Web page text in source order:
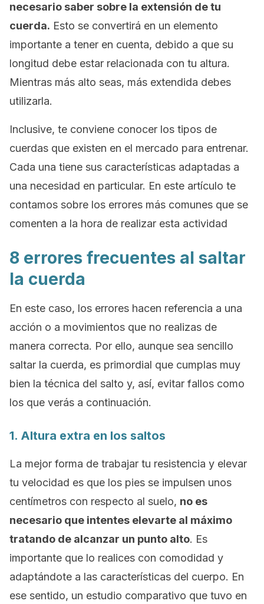
necesario saber sobre la extensión de tu
cuerda. Esto se convertirá en un elemento
importante a tener en cuenta, debido a que su
longitud debe estar relacionada con tu altura.
Mientras más alto seas, más extendida debes
utilizarla.
Inclusive, te conviene conocer los tipos de
cuerdas que existen en el mercado para entrenar.
Cada una tiene sus características adaptadas a
una necesidad en particular. En este artículo te
contamos sobre los errores más comunes que se
comenten a la hora de realizar esta actividad
8 errores frecuentes al saltar
la cuerda
En este caso, los errores hacen referencia a una
acción o a movimientos que no realizas de
manera correcta. Por ello, aunque sea sencillo
saltar la cuerda, es primordial que cumplas muy
bien la técnica del salto y, así, evitar fallos como
los que verás a continuación.
1. Altura extra en los saltos
La mejor forma de trabajar tu resistencia y elevar
tu velocidad es que los pies se impulsen unos
centímetros con respecto al suelo, no es
necesario que intentes elevarte al máximo
tratando de alcanzar un punto alto. Es
importante que lo realices con comodidad y
adaptándote a las características del cuerpo. En
ese sentido, un estudio comparativo que tuvo en